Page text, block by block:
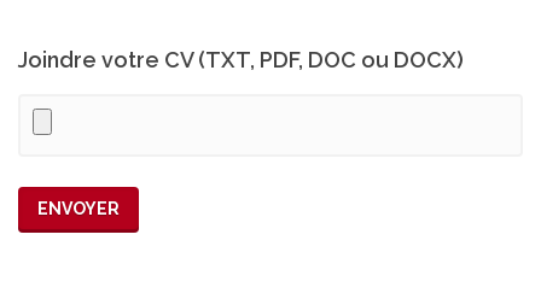
Joindre votre CV (TXT, PDF, DOC ou DOCX)